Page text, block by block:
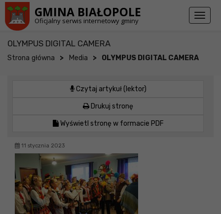
GMINA BIAŁOPOLE
Oficjalny serwis internetowy gminy
Toggle
OLYMPUS DIGITAL CAMERA
Strona główna > Media > OLYMPUS DIGITAL CAMERA
Czytaj artykuł (lektor)
Drukuj stronę
Wyświetl stronę w formacie PDF
11 stycznia 2023